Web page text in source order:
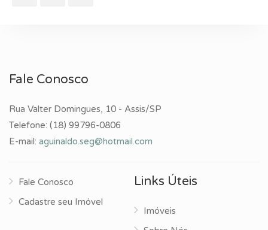
Fale Conosco
Rua Valter Domingues, 10 - Assis/SP
Telefone: (18) 99796-0806
E-mail: aguinaldo.seg@hotmail.com
Fale Conosco
Cadastre seu Imóvel
Links Úteis
Imóveis